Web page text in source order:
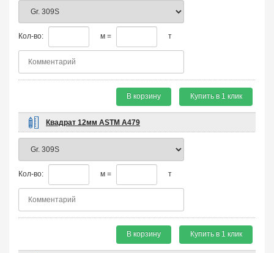
Кол-во: м = т
В корзину Купить в 1 клик
Квадрат 12мм ASTM A479
Кол-во: м = т
В корзину Купить в 1 клик